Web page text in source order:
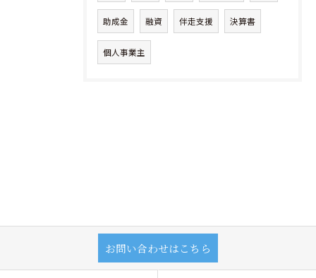
助成金 融資 伴走支援 決算書
個人事業主
お問い合わせはこちら